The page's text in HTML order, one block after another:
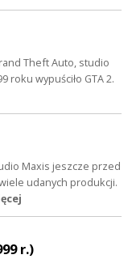
Theft Auto, studio
roku wypuściło GTA 2.
Maxis jeszcze przed
udanych produkcji.
r.)